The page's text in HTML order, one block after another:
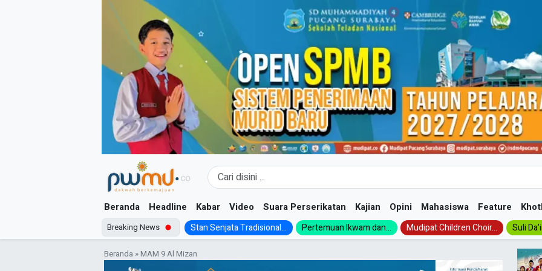
Beranda Headline Kabar Video Suara Perserikatan Kajian Opini Mahasiswa Feature
Breaking News Stan Senjata Tradisional... Pertemuan Ikwam dan... Mudipat Children Choir... Suli
Beranda »MAM 9 Al Mizan